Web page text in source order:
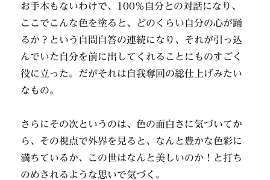
お手本もないわけで、100％自分との対話になり、
ここでこんな色を塗ると、どのくらい自分の心が踊
るか？という自問自答の連続になり、それが引っ込
んでいた自分を前に出してくれることにものすごく
役に立った。だがそれは自我奪回の総仕上げみたい
なもの。
さらにその次というのは、色の面白さに気づいてか
ら、その視点で外界を見ると、なんと豊かな色彩に
満ちているか、この世はなんと美しいのか！と打ち
のめされるような思いで気づく。